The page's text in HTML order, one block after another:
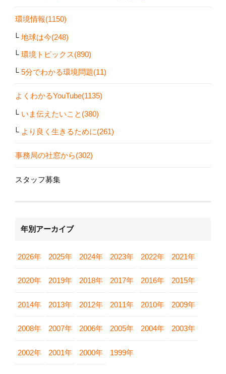
環境情報(1150)
地球は今(248)
環境トピックス(890)
5分でわかる環境問題(11)
よくわかるYouTube(1135)
いま伝えたいこと(380)
より良く生きるために(261)
事務局の社窓から(302)
スタッフ募集
年別アーカイブ
2026年 2025年 2024年 2023年 2022年 2021年
2020年 2019年 2018年 2017年 2016年 2015年
2014年 2013年 2012年 2011年 2010年 2009年
2008年 2007年 2006年 2005年 2004年 2003年
2002年 2001年 2000年 1999年